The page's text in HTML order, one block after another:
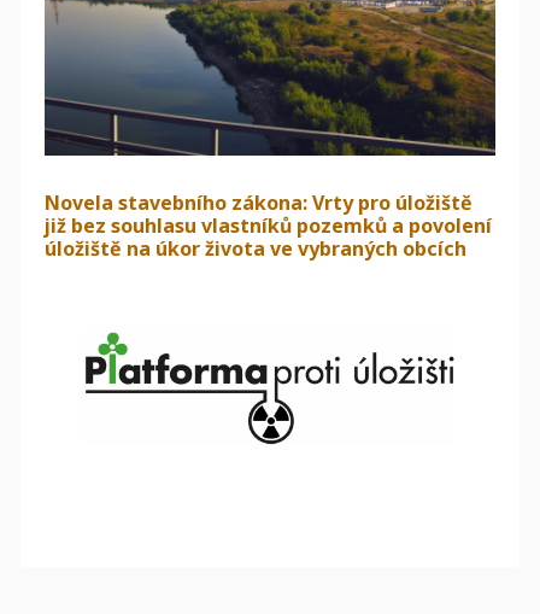
Novela stavebního zákona: Vrty pro úložiště
již bez souhlasu vlastníků pozemků a povolení
úložiště na úkor života ve vybraných obcích